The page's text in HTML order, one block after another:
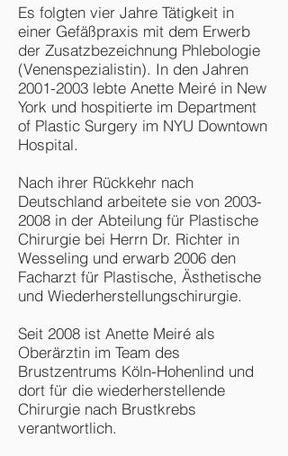
Es folgten vier Jahre Tätigkeit in
einer Gefäßpraxis mit dem Erwerb
der Zusatzbezeichnung Phlebologie
(Venenspezialistin). In den Jahren
2001-2003 lebte Anette Meiré in New
York und hospitierte im Department
of Plastic Surgery im NYU Downtown
Hospital.
Nach ihrer Rückkehr nach
Deutschland arbeitete sie von 2003-
2008 in der Abteilung für Plastische
Chirurgie bei Herrn Dr. Richter in
Wesseling und erwarb 2006 den
Facharzt für Plastische, Ästhetische
und Wiederherstellungschirurgie.
Seit 2008 ist Anette Meiré als
Oberärztin im Team des
Brustzentrums Köln-Hohenlind und
dort für die wiederherstellende
Chirurgie nach Brustkrebs
verantwortlich.